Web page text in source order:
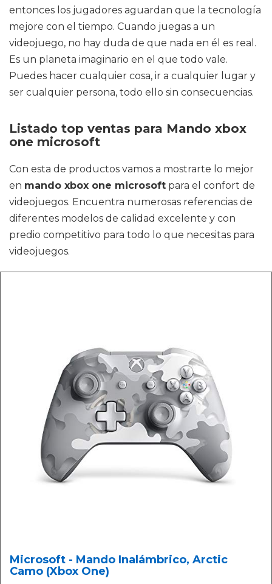
entonces los jugadores aguardan que la tecnología
mejore con el tiempo. Cuando juegas a un
videojuego, no hay duda de que nada en él es real.
Es un planeta imaginario en el que todo vale.
Puedes hacer cualquier cosa, ir a cualquier lugar y
ser cualquier persona, todo ello sin consecuencias.
Listado top ventas para Mando xbox
one microsoft
Con esta de productos vamos a mostrarte lo mejor
en mando xbox one microsoft para el confort de
videojuegos. Encuentra numerosas referencias de
diferentes modelos de calidad excelente y con
predio competitivo para todo lo que necesitas para
videojuegos.
Microsoft - Mando Inalámbrico, Arctic
Camo (Xbox One)